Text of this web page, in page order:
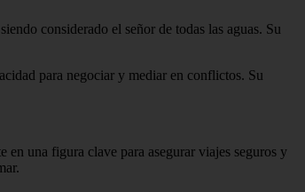
considerado el señor de todas las aguas. Su
para negociar y mediar en conflictos. Su
una figura clave para asegurar viajes seguros y